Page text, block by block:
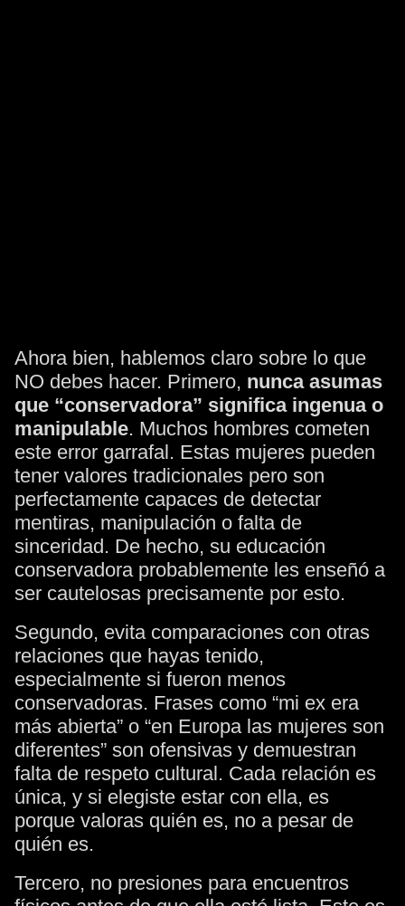
Ahora bien, hablemos claro sobre lo que
NO debes hacer. Primero, nunca asumas
que “conservadora” significa ingenua o
manipulable. Muchos hombres cometen
este error garrafal. Estas mujeres pueden
tener valores tradicionales pero son
perfectamente capaces de detectar
mentiras, manipulación o falta de
sinceridad. De hecho, su educación
conservadora probablemente les enseñó a
ser cautelosas precisamente por esto.
Segundo, evita comparaciones con otras
relaciones que hayas tenido,
especialmente si fueron menos
conservadoras. Frases como “mi ex era
más abierta” o “en Europa las mujeres son
diferentes” son ofensivas y demuestran
falta de respeto cultural. Cada relación es
única, y si elegiste estar con ella, es
porque valoras quién es, no a pesar de
quién es.
Tercero, no presiones para encuentros